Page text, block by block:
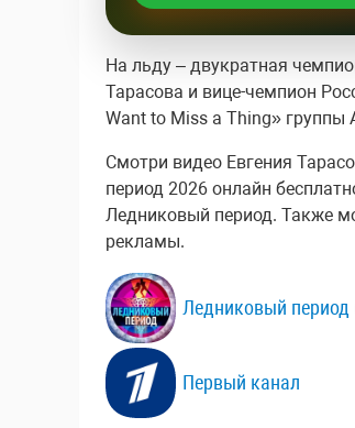
На льду – двукратная
Тарасова и вице-чемпион
Want to Miss a Thing»
Смотри видео Евгения
период 2026 онлайн
Ледниковый период. Также
рекламы.
Ледниковый период
Первый канал